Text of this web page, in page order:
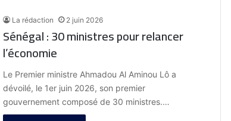
La rédaction 2 juin 2026
Sénégal : 30 ministres pour relancer
l’économie
Le Premier ministre Ahmadou Al Aminou Lô a
dévoilé, le 1er juin 2026, son premier
gouvernement composé de 30 ministres.…